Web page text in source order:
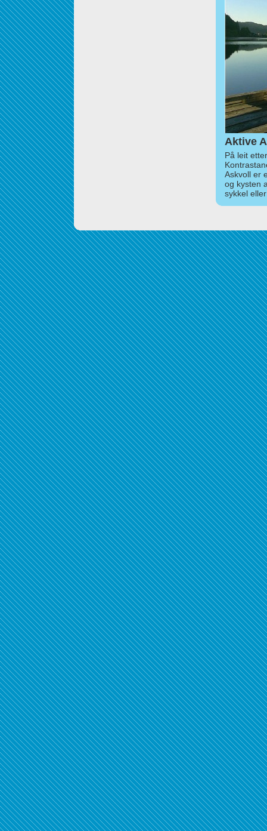
Aktive
På leit
Askvoll er
og kysten
sykkel